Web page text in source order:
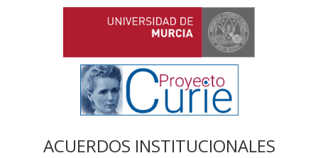
ACUERDOS INSTITUCIONALES